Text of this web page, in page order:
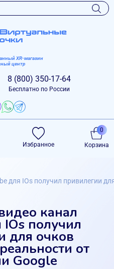
XR-магазин
центр
8 (800) 350-17-64
Бесплатно по России
Избранное Корзина
0
для IOs получил привилегии
канал
IOs получил
для очков
от
Google